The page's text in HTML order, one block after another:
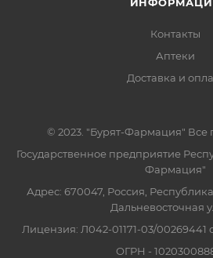
Контакты
Аптеки
Доставка и
© 2023. "Бурят-Фармация"
Государственное предприятие
Фармация"
Адрес: 670047, Россия,
Дальневосточная
Лицензия: Л042-01171-03/00269441
ОГРН -